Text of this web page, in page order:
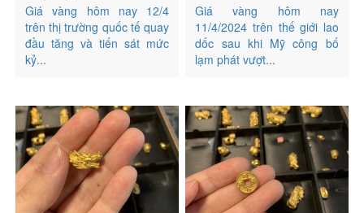
Giá vàng hôm nay 12/4
trên thị trường quốc tế quay
đầu tăng và tiến sát mức
kỷ...
Giá vàng hôm nay
11/4/2024 trên thế giới lao
dốc sau khi Mỹ công bố
lạm phát vượt...